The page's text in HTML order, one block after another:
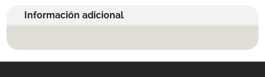
Información adicional